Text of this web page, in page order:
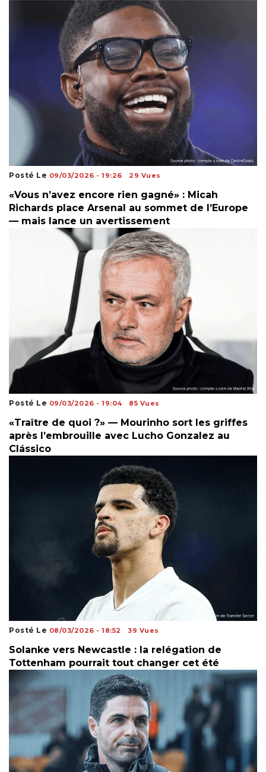
Posté Le 09/03/2026 - 19:26 29 Vues
«Vous n’avez encore rien gagné» : Micah
Richards place Arsenal au sommet de l’Europe
— mais lance un avertissement
Posté Le 09/03/2026 - 19:04 85 Vues
«Traître de quoi ?» — Mourinho sort les griffes
après l’embrouille avec Lucho Gonzalez au
Clássico
Posté Le 08/03/2026 - 18:52 39 Vues
Solanke vers Newcastle : la relégation de
Tottenham pourrait tout changer cet été